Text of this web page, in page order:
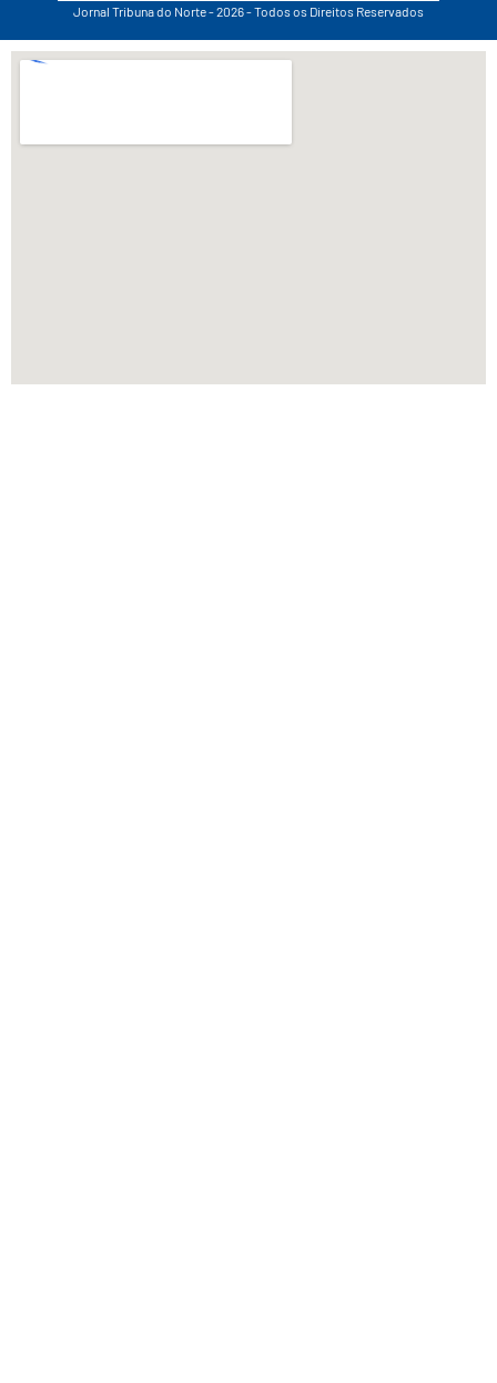
Jornal Tribuna do Norte - 2026 - Todos os Direitos Reservados